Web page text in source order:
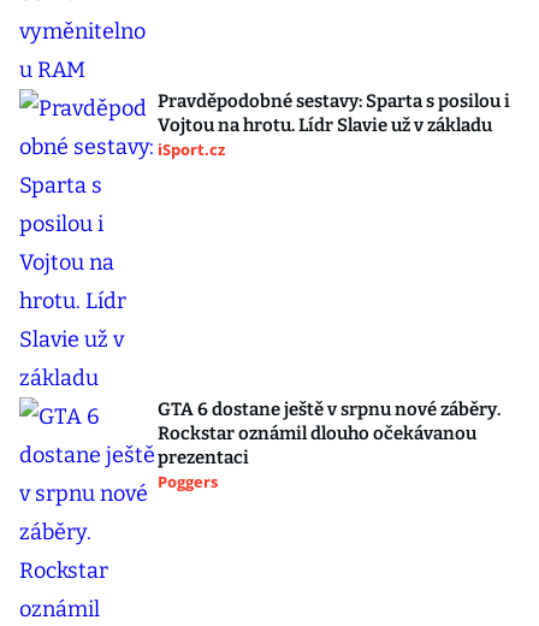
Pravděpodobné sestavy: Sparta s posilou i
Vojtou na hrotu. Lídr Slavie už v základu
iSport.cz
GTA 6 dostane ještě v srpnu nové záběry.
Rockstar oznámil dlouho očekávanou
prezentaci
Poggers